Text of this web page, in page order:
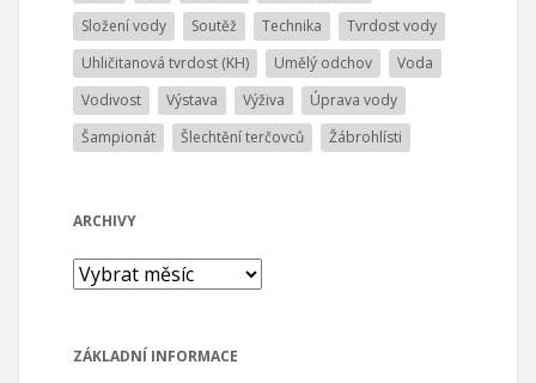
Složení vody
Soutěž Technika
Tvrdost vody
Uhličitanová tvrdost (KH)
Umělý odchov
Voda
Vodivost
Výstava Výživa
Úprava vody
Šampionát
Šlechtění terčovců Žábrohlísti
ARCHIVY
Archivy
ZÁKLADNÍ INFORMACE